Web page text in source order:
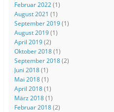
Februar 2022(1)
August 2021 (1)
September 2019(1)
August 2019(1)
April 2019(2)
Oktober 2018(1)
September 2018(2)
Juni 2018(1)
Mai 2018(1)
April 2018(1)
März 2018(1)
Februar 2018(2)